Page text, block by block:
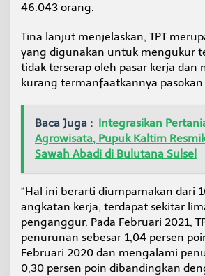
46.043 orang.
Tina lanjut menjelaskan, TPT
yang digunakan untuk mengukur
tidak terserap oleh pasar kerja dan
kurang termanfaatkannya
Baca Juga : Integrasikan
Agrowisata, Pupuk Kaltim
Sawah Abadi di Bulutana Sulsel
“Hal ini berarti diumpamakan dari
angkatan kerja, terdapat sekitar
penganggur. Pada Februari 2021,
penurunan sebesar 1,04 persen
Februari 2020 dan mengalami
0,30 persen poin dibandingkan